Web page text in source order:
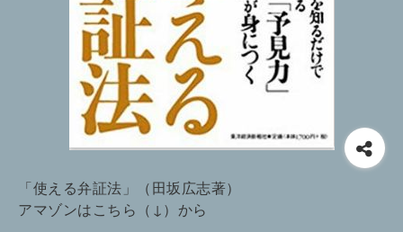
「使える弁証法」（田坂広志著）
アマゾンはこちら（↓）から